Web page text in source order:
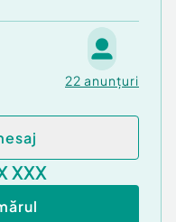
tip atelier, mica
depozitare
imediat catre
22 anunțuri
XXX